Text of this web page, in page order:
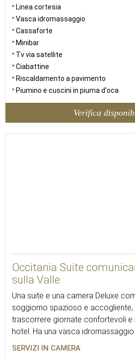
Linea cortesia
Vasca idromassaggio
Cassaforte
Minibar
Tv via satellite
Ciabattine
Riscaldamento a pavimento
Piumino e cuscini in piuma d'oca
Verifica
Occitania Suite
sulla Valle
Una suite e una camera Deluxe
soggiorno spazioso e
trascorrere giornate confortevoli e
hotel. Ha una vasca
SERVIZI IN CAMERA